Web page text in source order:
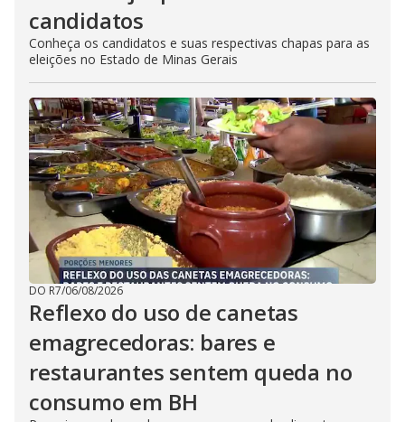
candidatos
Conheça os candidatos e suas respectivas chapas para as
eleições no Estado de Minas Gerais
DO R7/06/08/2026
Reflexo do uso de canetas
emagrecedoras: bares e
restaurantes sentem queda no
consumo em BH